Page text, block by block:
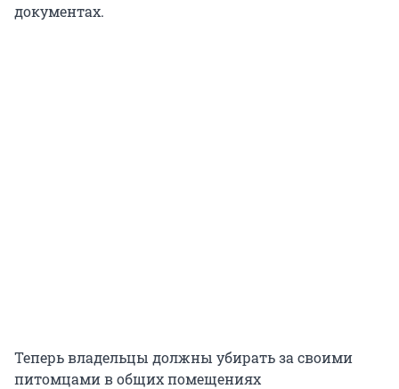
документах.
Теперь владельцы должны убирать за своими
питомцами в общих помещениях